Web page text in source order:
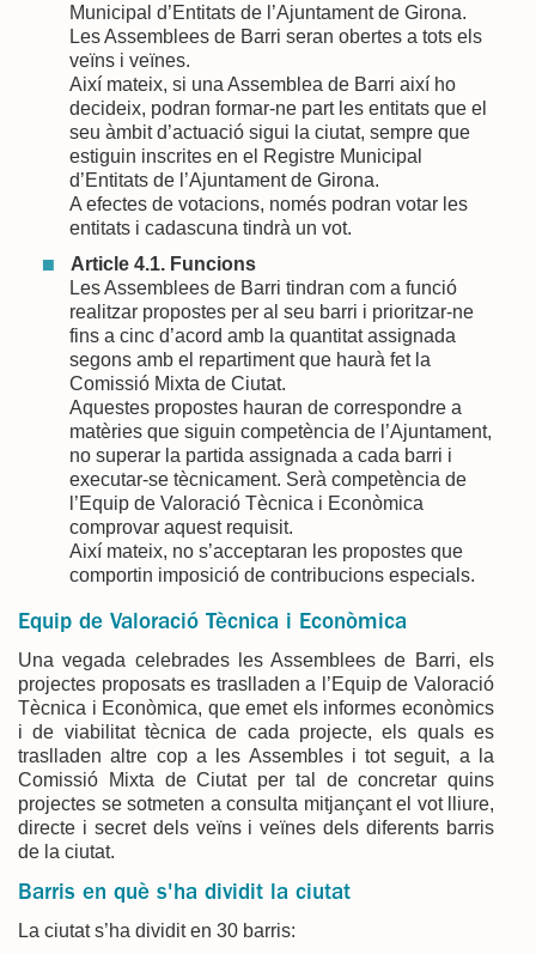
Municipal d’Entitats de l’Ajuntament de Girona.
Les Assemblees de Barri seran obertes a tots els
veïns i veïnes.
Així mateix, si una Assemblea de Barri així ho
decideix, podran formar-ne part les entitats que el
seu àmbit d’actuació sigui la ciutat, sempre que
estiguin inscrites en el Registre Municipal
d’Entitats de l’Ajuntament de Girona.
A efectes de votacions, només podran votar les
entitats i cadascuna tindrà un vot.
Article 4.1. Funcions
Les Assemblees de Barri tindran com a funció
realitzar propostes per al seu barri i prioritzar-ne
fins a cinc d’acord amb la quantitat assignada
segons amb el repartiment que haurà fet la
Comissió Mixta de Ciutat.
Aquestes propostes hauran de correspondre a
matèries que siguin competència de l’Ajuntament,
no superar la partida assignada a cada barri i
executar-se tècnicament. Serà competència de
l’Equip de Valoració Tècnica i Econòmica
comprovar aquest requisit.
Així mateix, no s’acceptaran les propostes que
comportin imposició de contribucions especials.
Equip de Valoració Tècnica i Econòmica
Una vegada celebrades les Assemblees de Barri, els
projectes proposats es traslladen a l’Equip de Valoració
Tècnica i Econòmica, que emet els informes econòmics
i de viabilitat tècnica de cada projecte, els quals es
traslladen altre cop a les Assembles i tot seguit, a la
Comissió Mixta de Ciutat per tal de concretar quins
projectes se sotmeten a consulta mitjançant el vot lliure,
directe i secret dels veïns i veïnes dels diferents barris
de la ciutat.
Barris en què s'ha dividit la ciutat
La ciutat s’ha dividit en 30 barris: